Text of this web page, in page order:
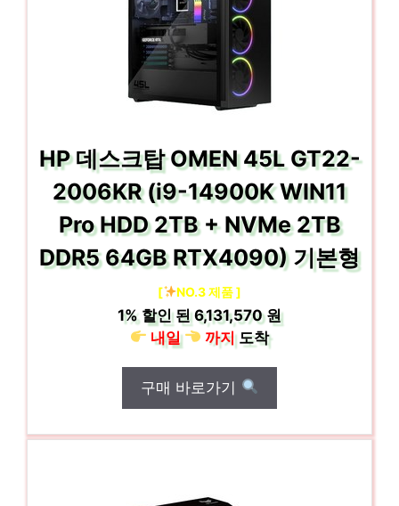
HP 데스크탑 OMEN 45L GT22-
2006KR (i9-14900K WIN11
Pro HDD 2TB + NVMe 2TB
DDR5 64GB RTX4090) 기본형
[ NO.3 제품 ]
1% 할인 된6,131,570 원
내일
까지도착
구매 바로가기